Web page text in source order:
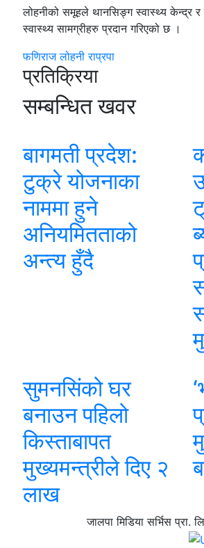
लोहनीको समूहले थानसिङ्ग स्वास्थ्य केन्द्र र
स्वास्थ्य सामग्रीहरु प्रदान गरिएको छ ।
फणिराज लोहनीराप्रपा
प्रतिक्रिया
सम्बन्धित खवर
बागमती प्रदेश:
टुक्रे योजनाका
नाममा हुने
अनियमितताको
अन्त्य हुँदै
सुमनसिंको घर
बनाउन पहिलो
किस्ताबापत
मुख्यमन्त्रीले दिए २
लाख
जालपा मिडिया सर्भिस प्रा.